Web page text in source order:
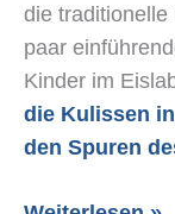
die traditionelle
paar
Kinder im
die Kulissen
den Spuren